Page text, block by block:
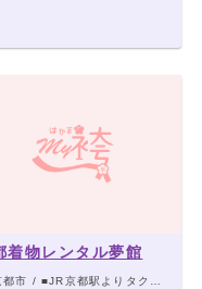
着物レンタル夢館
京都駅よりタクシーで5分■地下鉄烏丸線「五条駅」下車1番出口、東へ徒歩5分■京阪電車「清水五条駅」3番出口、西へ徒歩8分